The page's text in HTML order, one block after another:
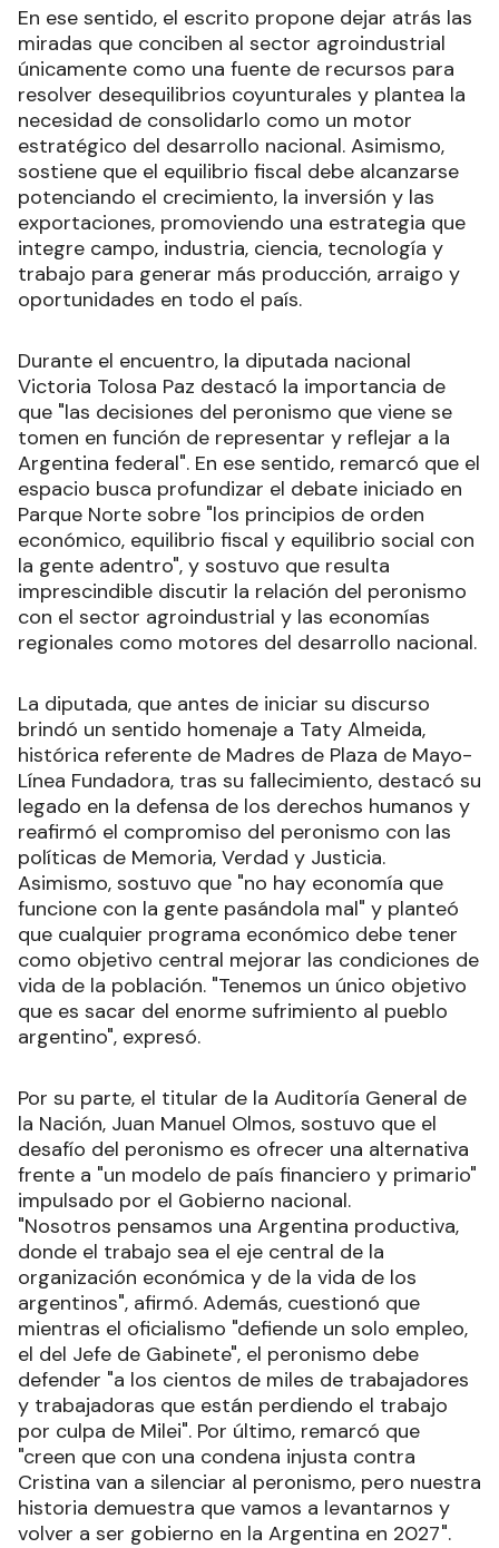
En ese sentido, el escrito propone dejar atrás las
miradas que conciben al sector agroindustrial
únicamente como una fuente de recursos para
resolver desequilibrios coyunturales y plantea la
necesidad de consolidarlo como un motor
estratégico del desarrollo nacional. Asimismo,
sostiene que el equilibrio fiscal debe alcanzarse
potenciando el crecimiento, la inversión y las
exportaciones, promoviendo una estrategia que
integre campo, industria, ciencia, tecnología y
trabajo para generar más producción, arraigo y
oportunidades en todo el país.
Durante el encuentro, la diputada nacional
Victoria Tolosa Paz destacó la importancia de
que "las decisiones del peronismo que viene se
tomen en función de representar y reflejar a la
Argentina federal". En ese sentido, remarcó que el
espacio busca profundizar el debate iniciado en
Parque Norte sobre "los principios de orden
económico, equilibrio fiscal y equilibrio social con
la gente adentro", y sostuvo que resulta
imprescindible discutir la relación del peronismo
con el sector agroindustrial y las economías
regionales como motores del desarrollo nacional.
La diputada, que antes de iniciar su discurso
brindó un sentido homenaje a Taty Almeida,
histórica referente de Madres de Plaza de Mayo-
Línea Fundadora, tras su fallecimiento, destacó su
legado en la defensa de los derechos humanos y
reafirmó el compromiso del peronismo con las
políticas de Memoria, Verdad y Justicia.
Asimismo, sostuvo que "no hay economía que
funcione con la gente pasándola mal" y planteó
que cualquier programa económico debe tener
como objetivo central mejorar las condiciones de
vida de la población. "Tenemos un único objetivo
que es sacar del enorme sufrimiento al pueblo
argentino", expresó.
Por su parte, el titular de la Auditoría General de
la Nación, Juan Manuel Olmos, sostuvo que el
desafío del peronismo es ofrecer una alternativa
frente a "un modelo de país financiero y primario"
impulsado por el Gobierno nacional.
"Nosotros pensamos una Argentina productiva,
donde el trabajo sea el eje central de la
organización económica y de la vida de los
argentinos", afirmó. Además, cuestionó que
mientras el oficialismo "defiende un solo empleo,
el del Jefe de Gabinete", el peronismo debe
defender "a los cientos de miles de trabajadores
y trabajadoras que están perdiendo el trabajo
por culpa de Milei". Por último, remarcó que
"creen que con una condena injusta contra
Cristina van a silenciar al peronismo, pero nuestra
historia demuestra que vamos a levantarnos y
volver a ser gobierno en la Argentina en 2027".